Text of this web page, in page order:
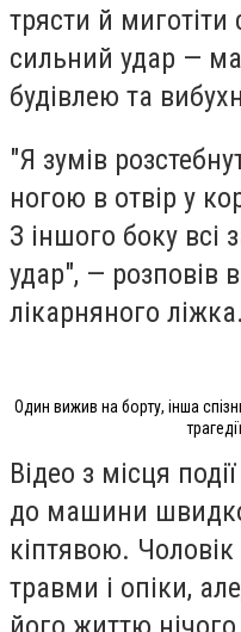
трясти й миготіти
сильний удар —
будівлею та
"Я зумів
ногою в отвір у
З іншого боку всі
удар", — розповів
лікарняного ліжка.
Один вижив на борту, інша
Відео з місця
до машини
кіптявою. Чоловік
травми і опіки,